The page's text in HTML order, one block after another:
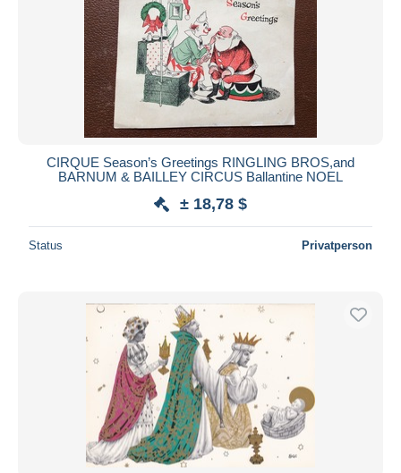
CIRQUE Season’s Greetings RINGLING BROS,and
BARNUM & BAILLEY CIRCUS Ballantine NOEL
± 18,78 $
Status Privatperson